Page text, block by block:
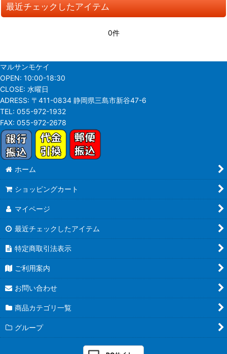
最近チェックしたアイテム
0件
マルサンモケイ
OPEN: 10:00-18:30
CLOSE: 水曜日
ADRESS: 〒411-0834 静岡県三島市新谷47-6
TEL: 055-972-1932
FAX: 055-972-2678
ホーム
ショッピングカート
マイページ
最近チェックしたアイテム
特定商取引法表示
ご利用案内
お問い合わせ
商品カテゴリ一覧
グループ